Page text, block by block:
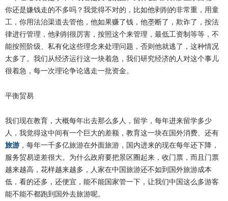
你还是嫌钱走的不多吗？我觉得不对的，比如他剥削的非常重，用童
工，你用法治渠道去管他，他如果赚了钱，他垄断了，欺诈了，按法
律进行管理，他剥削很厉害，按照这个来管理，最低工资制等等，不
能按照阶级、私有化这些理念来处理问题，否则他就逃了，这种情况
太多了。我们从经济运行这一块着急，我们研究经济的人对这个事儿
很着急，每一次理论争论逃走一批资金。
平衡贸易
我们现在教育，大概每年出去那么多人，留学，每年进来留学多少
人，我觉得这中间有一个巨大的差额，教育这一块在国外消费、还有
旅游，每年一千多亿旅游在外面旅游，国内进来的现在每年还下降，
服务贸易逆差很大。为什么政府要把景区圈起来，收门票，而且门票
越来越高，花样越来越多，人家在中国旅游还不如到国外旅游成本
低，看的还多，还便宜，能不能国家管一下，让我们中国这么多游客
能不能不都跑到国外去旅游呢。